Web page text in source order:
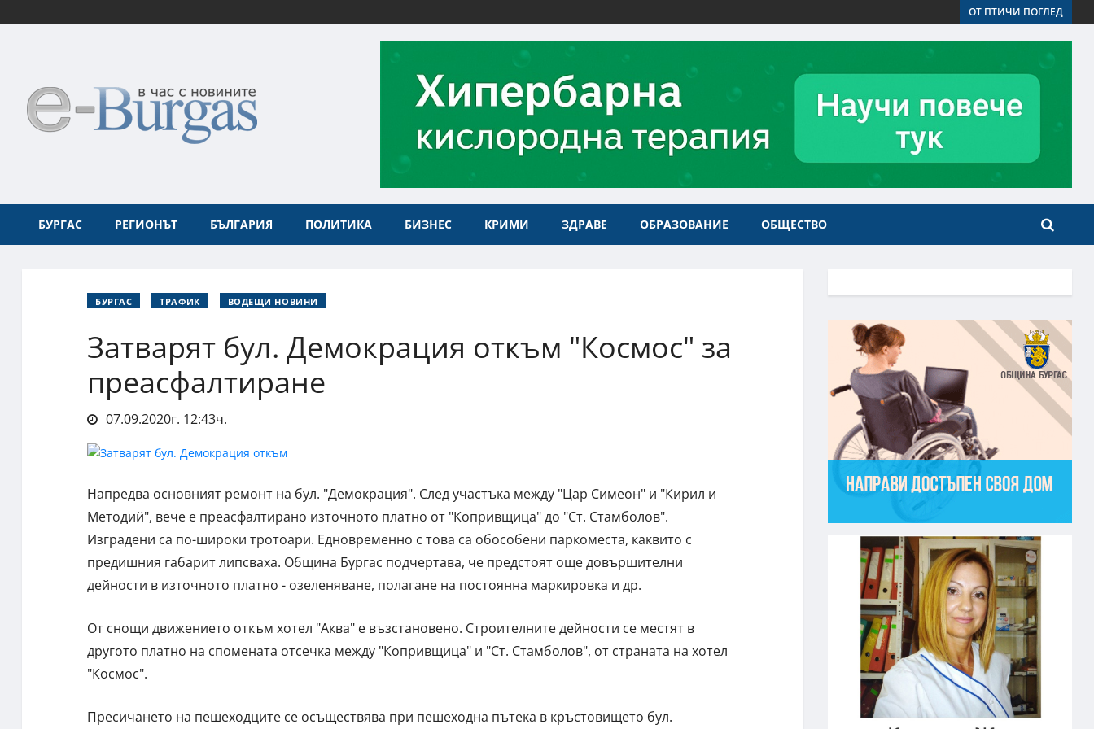
ОТ ПТИЧИ ПОГЛЕД
БУРГАС РЕГИОНЪТ БЪЛГАРИЯ ПОЛИТИКА БИЗНЕС КРИМИ ЗДРАВЕ ОБРАЗОВАНИЕ ОБЩЕСТВО
БУРГАС ТРАФИК ВОДЕЩИ НОВИНИ
Затварят бул. Демокрация откъм "Космос" за
преасфалтиране
07.09.2020г. 12:43ч.
Напредва основният ремонт на бул. "Демокрация". След участъка между "Цар Симеон" и "Кирил и
Методий", вече е преасфалтирано източното платно от "Копривщица" до "Ст. Стамболов".
Изградени са по-широки тротоари. Едновременно с това са обособени паркоместа, каквито с
предишния габарит липсваха. Община Бургас подчертава, че предстоят още довършителни
дейности в източното платно - озеленяване, полагане на постоянна маркировка и др.
От снощи движението откъм хотел "Аква" е възстановено. Строителните дейности се местят в
другото платно на спомената отсечка между "Копривщица" и "Ст. Стамболов", от страната на хотел
"Космос".
Пресичането на пешеходците се осъществява при пешеходна пътека в кръстовището бул.